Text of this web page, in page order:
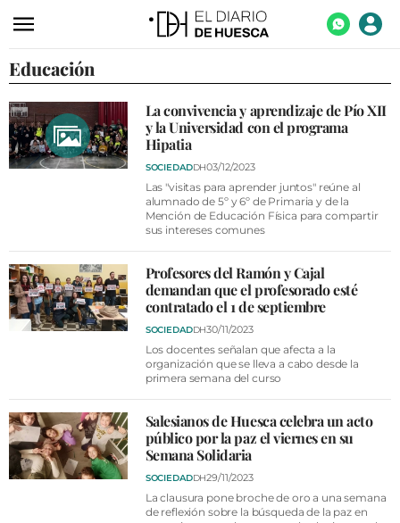
ACTUALIDAD
ECONOMÍA
TECNOLOGÍA
TURISMO
CULTURA
SOCIEDAD
OPINIÓN
VÍDEOS
CONTACTAR
FIESTAS EN EL ALTO ARAGÓN
FIESTAS DE SAN LORENZO
Educación
La convivencia y aprendizaje de Pío XII
y la Universidad con el programa
Hipatia
SOCIEDADDH03/12/2023
Las "visitas para aprender juntos" reúne al
alumnado de 5º y 6º de Primaria y de la
Mención de Educación Física para compartir
sus intereses comunes
Profesores del Ramón y Cajal
demandan que el profesorado esté
contratado el 1 de septiembre
SOCIEDADDH30/11/2023
Los docentes señalan que afecta a la
organización que se lleva a cabo desde la
primera semana del curso
Salesianos de Huesca celebra un acto
público por la paz el viernes en su
Semana Solidaria
SOCIEDADDH29/11/2023
La clausura pone broche de oro a una semana
de reflexión sobre la búsqueda de la paz en